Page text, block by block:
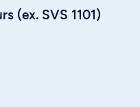
(ex. SVS 1101)